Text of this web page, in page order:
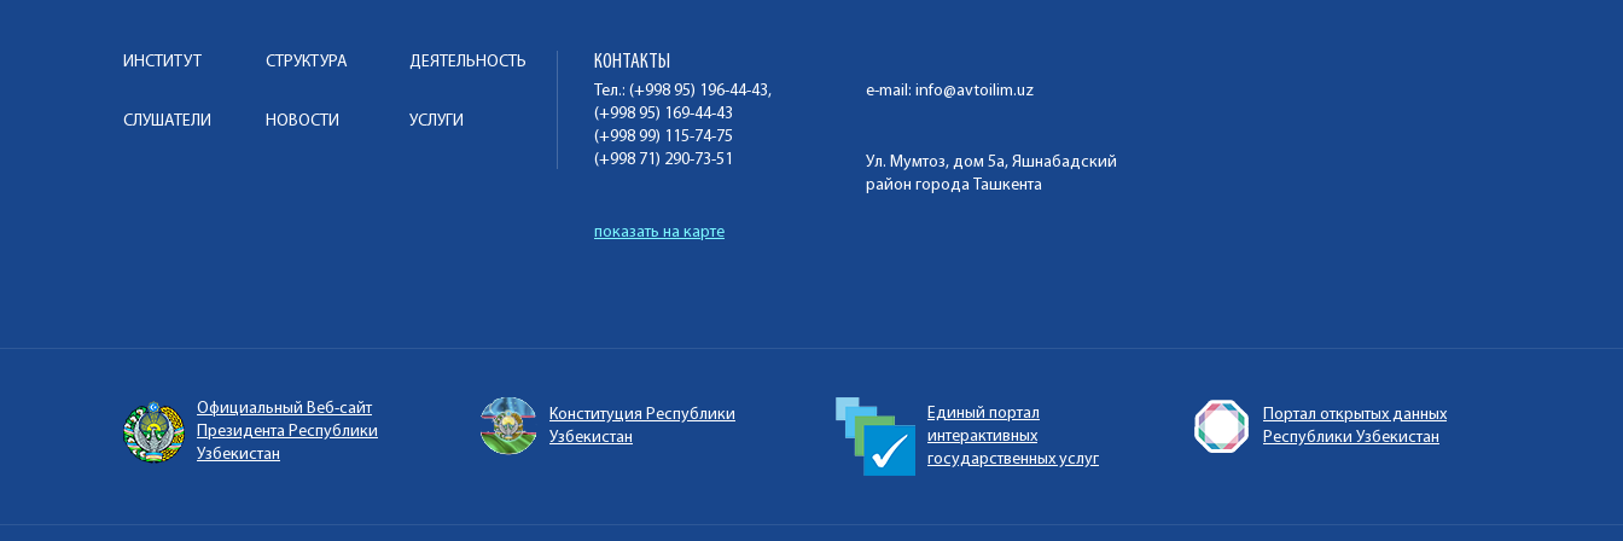
ИНСТИТУТ СТРУКТУРА ДЕЯТЕЛЬНОСТЬ
СЛУШАТЕЛИ НОВОСТИ УСЛУГИ
КОНТАКТЫ
Тел.: (+998 95) 196-44-43,
(+998 95) 169-44-43
(+998 99) 115-74-75
(+998 71) 290-73-51
e-mail: info@avtoilim.uz
Ул. Мумтоз, дом 5а, Яшнабадский
район города Ташкента
показать на карте
Официальный Веб-сайт
Президента Республики
Узбекистан
Конституция Республики
Узбекистан
Единый портал
интерактивных
государственных услуг
Портал открытых данных
Республики Узбекистан